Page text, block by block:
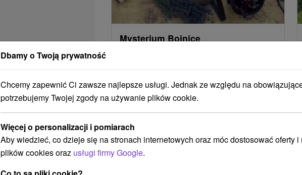
Mysterium Bojnice
Dbamy o Twoją prywatność
Chcemy zapewnić Ci zawsze najlepsze usługi. Jednak ze względu na
potrzebujemy Twojej zgody na używanie plików cookie.
Więcej o personalizacji i pomiarach
Aby wiedzieć, co dzieje się na stronach internetowych oraz móc dostosować oferty i
plików cookies oraz usługi firmy Google.